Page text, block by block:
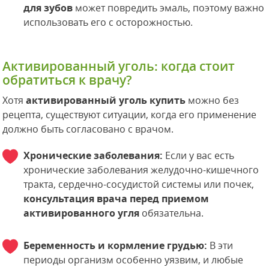
для зубов может повредить эмаль, поэтому важно
использовать его с осторожностью.
Активированный уголь: когда стоит
обратиться к врачу?
Хотяактивированный уголь купить можно без
рецепта, существуют ситуации, когда его применение
должно быть согласовано с врачом.
Хронические заболевания: Если у вас есть
хронические заболевания желудочно-кишечного
тракта, сердечно-сосудистой системы или почек,
консультация врача перед приемом
активированного угля обязательна.
Беременность и кормление грудью: В эти
периоды организм особенно уязвим, и любые